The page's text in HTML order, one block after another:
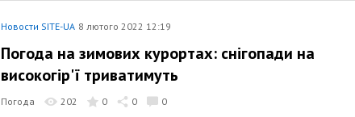
Новости SITE-UA 8 лютого 2022 12:19
Погода на зимових курортах: снігопади на
високогір'ї триватимуть
Погода 202 0 0 0